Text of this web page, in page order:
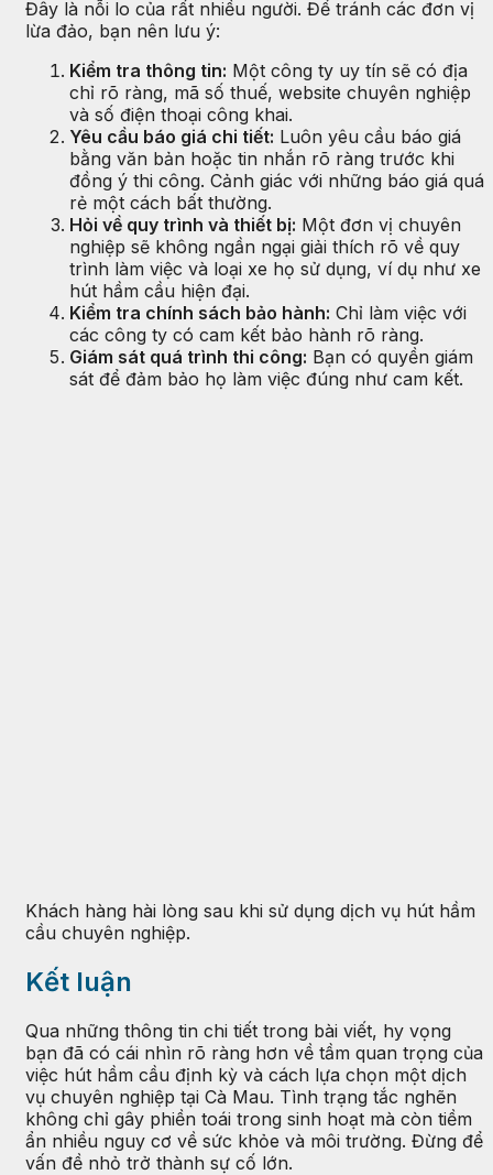
Đây là nỗi lo của rất nhiều người. Để tránh các đơn vị
lừa đảo, bạn nên lưu ý:
Kiểm tra thông tin: Một công ty uy tín sẽ có địa
chỉ rõ ràng, mã số thuế, website chuyên nghiệp
và số điện thoại công khai.
Yêu cầu báo giá chi tiết: Luôn yêu cầu báo giá
bằng văn bản hoặc tin nhắn rõ ràng trước khi
đồng ý thi công. Cảnh giác với những báo giá quá
rẻ một cách bất thường.
Hỏi về quy trình và thiết bị: Một đơn vị chuyên
nghiệp sẽ không ngần ngại giải thích rõ về quy
trình làm việc và loại xe họ sử dụng, ví dụ như xe
hút hầm cầu hiện đại.
Kiểm tra chính sách bảo hành: Chỉ làm việc với
các công ty có cam kết bảo hành rõ ràng.
Giám sát quá trình thi công: Bạn có quyền giám
sát để đảm bảo họ làm việc đúng như cam kết.
Khách hàng hài lòng sau khi sử dụng dịch vụ hút hầm
cầu chuyên nghiệp.
Kết luận
Qua những thông tin chi tiết trong bài viết, hy vọng
bạn đã có cái nhìn rõ ràng hơn về tầm quan trọng của
việc hút hầm cầu định kỳ và cách lựa chọn một dịch
vụ chuyên nghiệp tại Cà Mau. Tình trạng tắc nghẽn
không chỉ gây phiền toái trong sinh hoạt mà còn tiềm
ẩn nhiều nguy cơ về sức khỏe và môi trường. Đừng để
vấn đề nhỏ trở thành sự cố lớn.